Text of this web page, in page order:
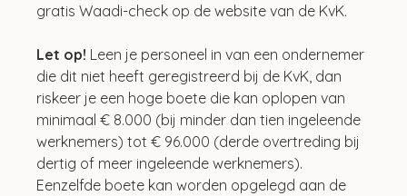
gratis Waadi-check op de website van de KvK.
Let op! Leen je personeel in van een ondernemer
die dit niet heeft geregistreerd bij de KvK, dan
riskeer je een hoge boete die kan oplopen van
minimaal € 8.000 (bij minder dan tien ingeleende
werknemers) tot € 96.000 (derde overtreding bij
dertig of meer ingeleende werknemers).
Eenzelfde boete kan worden opgelegd aan de